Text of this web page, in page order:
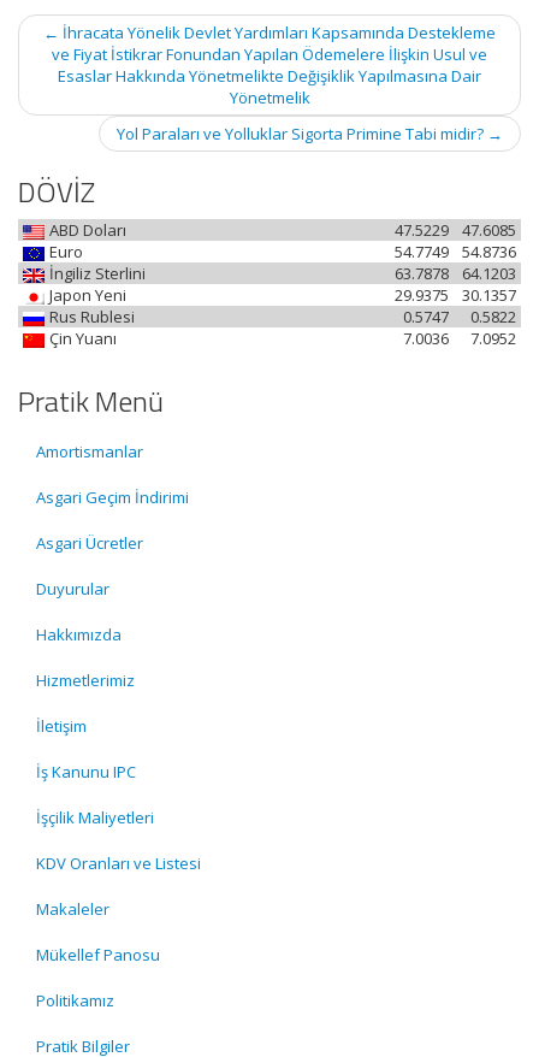
Post
navigation
← İhracata Yönelik Devlet Yardımları Kapsamında Destekleme
ve Fiyat İstikrar Fonundan Yapılan Ödemelere İlişkin Usul ve
Esaslar Hakkında Yönetmelikte Değişiklik Yapılmasına Dair
Yönetmelik
Yol Paraları ve Yolluklar Sigorta Primine Tabi midir? →
DÖVİZ
ABD Doları 47.6085
47.5229
Euro
54.8736
54.7749
İngiliz Sterlini
64.1203
63.7878
Japon Yeni
30.1357
29.9375
Rus Rublesi
0.5822
0.5747
Çin Yuanı
7.0952
7.0036
Pratik Menü
Amortismanlar
Asgari Geçim İndirimi
Asgari Ücretler
Duyurular
Hakkımızda
Hizmetlerimiz
İletişim
İş Kanunu IPC
İşçilik Maliyetleri
KDV Oranları ve Listesi
Makaleler
Mükellef Panosu
Politikamız
Pratik Bilgiler